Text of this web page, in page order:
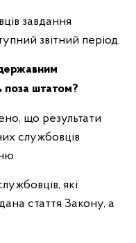
завдання
звітний період.
штатом?
що результати
службовців
які
стаття Закону, а